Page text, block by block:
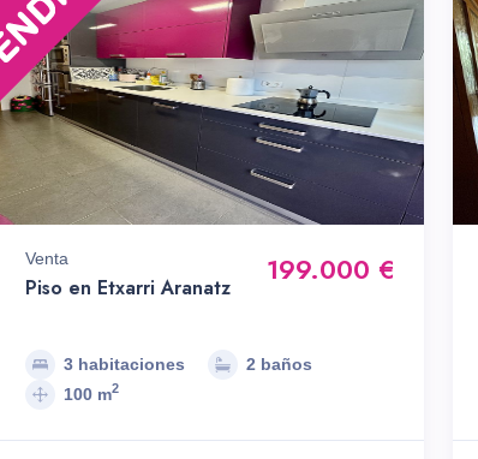
Venta
Piso en Etxarri Aranatz 199.000 €
3 habitaciones
2 baños
100 m2